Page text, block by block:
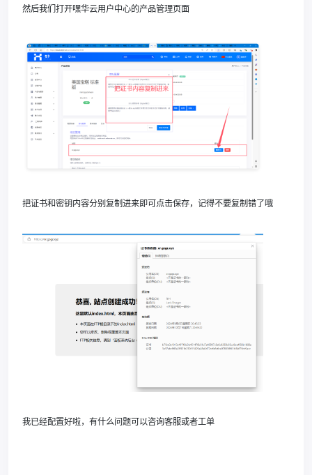
然后我们打开嘿华云用户中心的产品管理页面
把证书和密钥内容分别复制进来即可点击保存，记得不要复制错了哦
我已经配置好啦，有什么问题可以咨询客服或者工单